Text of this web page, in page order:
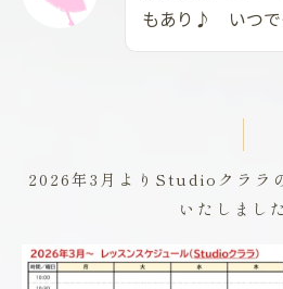
もあり♪ いつで
2026年3月よりStudioクララ
いたしまし